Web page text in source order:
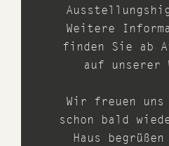
Weitere
finden Sie ab
auf unserer
Wir freuen
schon bald
Haus